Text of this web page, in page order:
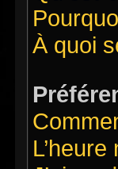
À quoi